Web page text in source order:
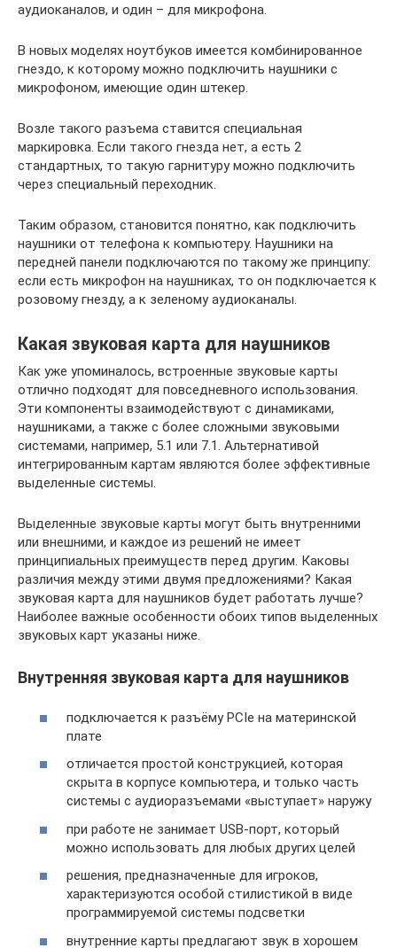
аудиоканалов, и один – для микрофона.
В новых моделях ноутбуков имеется комбинированное
гнездо, к которому можно подключить наушники с
микрофоном, имеющие один штекер.
Возле такого разъема ставится специальная
маркировка. Если такого гнезда нет, а есть 2
стандартных, то такую гарнитуру можно подключить
через специальный переходник.
Таким образом, становится понятно, как подключить
наушники от телефона к компьютеру. Наушники на
передней панели подключаются по такому же принципу:
если есть микрофон на наушниках, то он подключается к
розовому гнезду, а к зеленому аудиоканалы.
Какая звуковая карта для наушников
Как уже упоминалось, встроенные звуковые карты
отлично подходят для повседневного использования.
Эти компоненты взаимодействуют с динамиками,
наушниками, а также с более сложными звуковыми
системами, например, 5.1 или 7.1. Альтернативой
интегрированным картам являются более эффективные
выделенные системы.
Выделенные звуковые карты могут быть внутренними
или внешними, и каждое из решений не имеет
принципиальных преимуществ перед другим. Каковы
различия между этими двумя предложениями? Какая
звуковая карта для наушников будет работать лучше?
Наиболее важные особенности обоих типов выделенных
звуковых карт указаны ниже.
Внутренняя звуковая карта для наушников
подключается к разъёму PCIe на материнской
плате
отличается простой конструкцией, которая
скрыта в корпусе компьютера, и только часть
системы с аудиоразъемами «выступает» наружу
при работе не занимает USB-порт, который
можно использовать для любых других целей
решения, предназначенные для игроков,
характеризуются особой стилистикой в виде
программируемой системы подсветки
внутренние карты предлагают звук в хорошем